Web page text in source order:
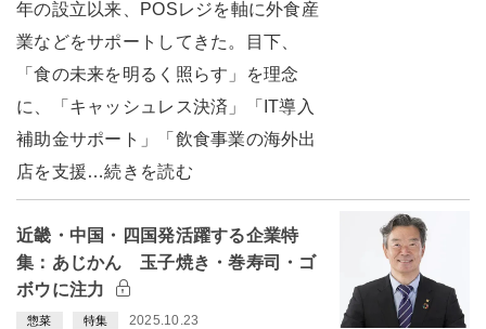
年の設立以来、POSレジを軸に外食産
業などをサポートしてきた。目下、
「食の未来を明るく照らす」を理念
に、「キャッシュレス決済」「IT導入
補助金サポート」「飲食事業の海外出
店を支援…続きを読む
近畿・中国・四国発活躍する企業特
集：あじかん 玉子焼き・巻寿司・ゴ
ボウに注力
惣菜 特集 2025.10.23